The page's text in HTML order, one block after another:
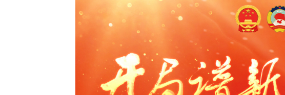
广西钦州坭兴陶产业：传统技艺与现代创新并进
第九届中国军事智能技术装备博览会 在北京举办
百斗嘉全资控股的吉尔吉斯国家化肥厂销售实现开门红
松石之山 可以攻绿——湖北省老世界语者徐平先生参加
在数字中国的底座上，为乡村确权 ——记民营企业家李